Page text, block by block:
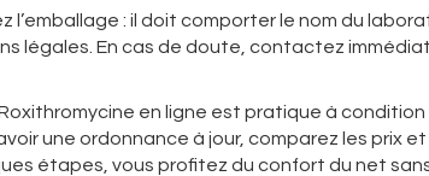
l’emballage : il doit comporter le nom du
légales. En cas de doute, contactez
en ligne est pratique à
une ordonnance à jour, comparez les prix
étapes, vous profitez du confort du net